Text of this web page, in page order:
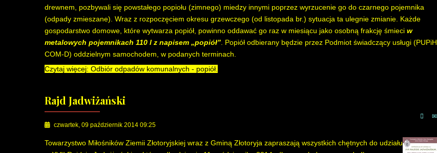
drewnem, pozbywali się powstałego popiołu (zimnego) miedzy innymi poprzez wyrzucenie go do czarnego pojemnika
(odpady zmieszane). Wraz z rozpoczęciem okresu grzewczego (od listopada br.) sytuacja ta ulegnie zmianie. Każde
gospodarstwo domowe, które wytwarza popiół, powinno oddawać go raz w miesiącu jako osobną frakcję śmieci w
metalowych pojemnikach 110 l z napisem „popiół” . Popiół odbierany będzie przez Podmiot świadczący usługi (PUPiH
COM-D) oddzielnym samochodem, w podanych terminach.
Czytaj więcej: Odbiór odpadów komunalnych - popiół.
Rajd Jadwiżański
czwartek, 09 październik 2014 09:25
Towarzystwo Miłośników Ziemii Złotoryjskiej wraz z Gminą Złotoryja zapraszają wszystkich chętnych do udziału